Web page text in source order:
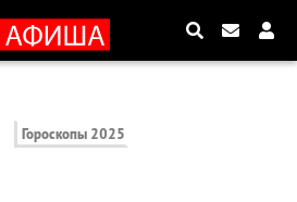
Гороскопы 2025